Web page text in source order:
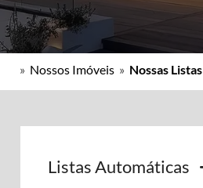
» Nossos Imóveis » Nossas Listas
Listas Automáticas